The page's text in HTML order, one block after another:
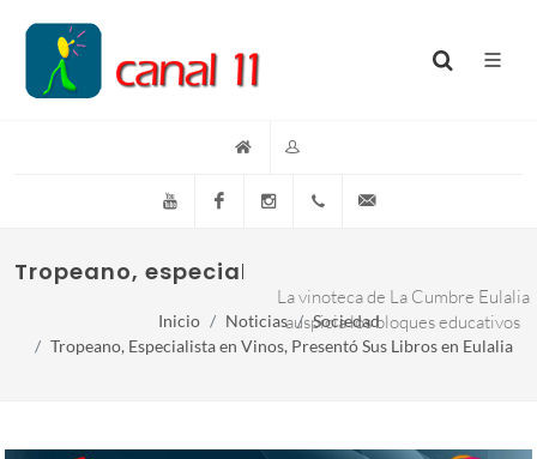
YouTube FacebookInstagram(+54)(9)3548-576073
Tropeano, especialista en vinos, presentó
La vinoteca de La Cumbre Eulalia
auspicia los bloques educativos
Inicio Noticias
Sociedad
Tropeano, Especialista en Vinos, Presentó Sus Libros en Eulalia